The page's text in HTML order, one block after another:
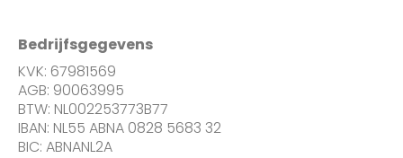
Bedrijfsgegevens
KVK: 67981569
AGB: 90063995
BTW: NL002253773B77
IBAN: NL55 ABNA 0828 5683 32
BIC: ABNANL2A